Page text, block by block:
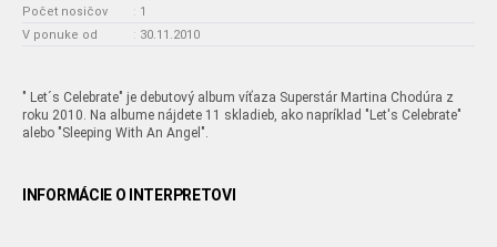
Počet nosičov
: 1
V ponuke od
: 30.11.2010
" Let´s Celebrate" je debutový album víťaza Superstár Martina Chodúra z
roku 2010. Na albume nájdete 11 skladieb, ako napríklad "Let's Celebrate"
alebo "Sleeping With An Angel".
INFORMÁCIE O INTERPRETOVI